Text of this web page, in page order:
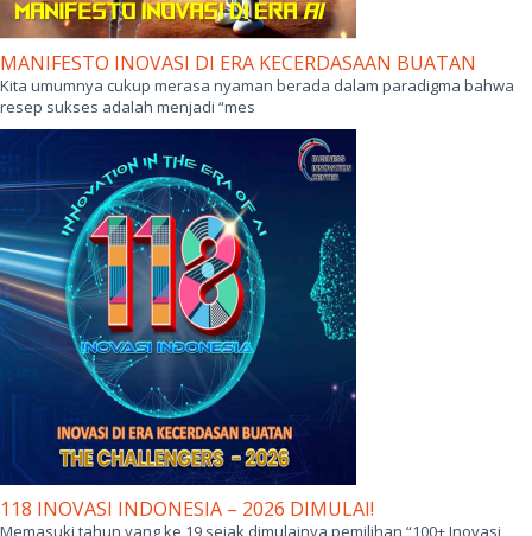
MANIFESTO INOVASI DI ERA KECERDASAAN BUATAN
Kita umumnya cukup merasa nyaman berada dalam paradigma bahwa
resep sukses adalah menjadi “mes
118 INOVASI INDONESIA – 2026 DIMULAI!
Memasuki tahun yang ke 19 sejak dimulainya pemilihan “100+ Inovasi